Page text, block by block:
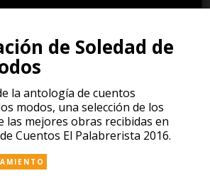
de Soledad de
la antología de cuentos
modos, una selección de los
las mejores obras recibidas en
Cuentos El Palabrerista 2016.